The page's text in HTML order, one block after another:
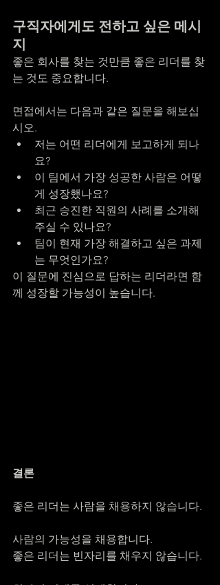
구직자에게도 전하고 싶은 메시
지
좋은 회사를 찾는 것만큼 좋은 리더를 찾
는 것도 중요합니다.
면접에서는 다음과 같은 질문을 해보십
시오.
저는 어떤 리더에게 보고하게 되나
요?
이 팀에서 가장 성공한 사람은 어떻
게 성장했나요?
최근 승진한 직원의 사례를 소개해
주실 수 있나요?
팀이 현재 가장 해결하고 싶은 과제
는 무엇인가요?
이 질문에 진심으로 답하는 리더라면 함
께 성장할 가능성이 높습니다.
결론
좋은 리더는 사람을 채용하지 않습니다.
사람의 가능성을 채용합니다.
좋은 리더는 빈자리를 채우지 않습니다.